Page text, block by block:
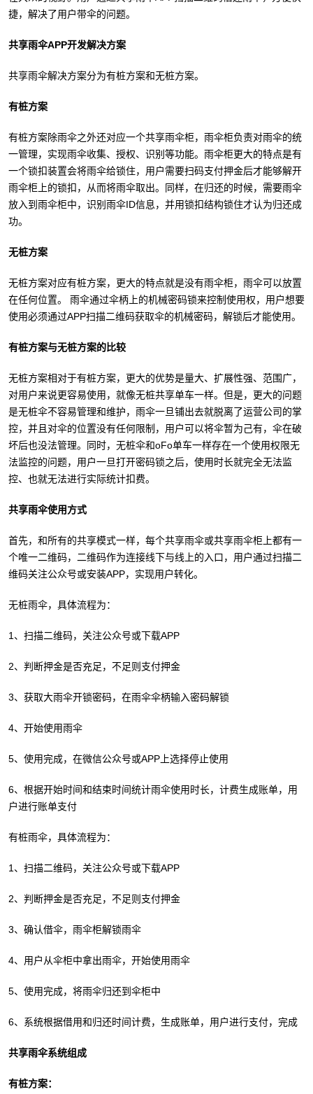
捷，解决了用户带伞的问题。
共享雨伞APP开发解决方案
共享雨伞解决方案分为有桩方案和无桩方案。
有桩方案
有桩方案除雨伞之外还对应一个共享雨伞柜，雨伞柜负责对雨伞的统
一管理，实现雨伞收集、授权、识别等功能。雨伞柜更大的特点是有
一个锁扣装置会将雨伞给锁住，用户需要扫码支付押金后才能够解开
雨伞柜上的锁扣，从而将雨伞取出。同样，在归还的时候，需要雨伞
放入到雨伞柜中，识别雨伞ID信息，并用锁扣结构锁住才认为归还成
功。
无桩方案
无桩方案对应有桩方案，更大的特点就是没有雨伞柜，雨伞可以放置
在任何位置。 雨伞通过伞柄上的机械密码锁来控制使用权，用户想要
使用必须通过APP扫描二维码获取伞的机械密码，解锁后才能使用。
有桩方案与无桩方案的比较
无桩方案相对于有桩方案，更大的优势是量大、扩展性强、范围广，
对用户来说更容易使用，就像无桩共享单车一样。但是，更大的问题
是无桩伞不容易管理和维护，雨伞一旦铺出去就脱离了运营公司的掌
控，并且对伞的位置没有任何限制，用户可以将伞暂为己有，伞在破
坏后也没法管理。同时，无桩伞和oFo单车一样存在一个使用权限无
法监控的问题，用户一旦打开密码锁之后，使用时长就完全无法监
控、也就无法进行实际统计扣费。
共享雨伞使用方式
首先，和所有的共享模式一样，每个共享雨伞或共享雨伞柜上都有一
个唯一二维码，二维码作为连接线下与线上的入口，用户通过扫描二
维码关注公众号或安装APP，实现用户转化。
无桩雨伞，具体流程为：
1、扫描二维码，关注公众号或下载APP
2、判断押金是否充足，不足则支付押金
3、获取大雨伞开锁密码，在雨伞伞柄输入密码解锁
4、开始使用雨伞
5、使用完成，在微信公众号或APP上选择停止使用
6、根据开始时间和结束时间统计雨伞使用时长，计费生成账单，用
户进行账单支付
有桩雨伞，具体流程为：
1、扫描二维码，关注公众号或下载APP
2、判断押金是否充足，不足则支付押金
3、确认借伞，雨伞柜解锁雨伞
4、用户从伞柜中拿出雨伞，开始使用雨伞
5、使用完成，将雨伞归还到伞柜中
6、系统根据借用和归还时间计费，生成账单，用户进行支付，完成
共享雨伞系统组成
有桩方案：